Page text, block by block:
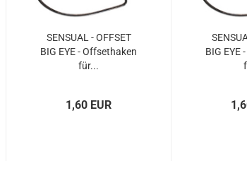
SENSUAL - OFFSET
BIG EYE - Offsethaken
für...
1,60 EUR
BIG EYE